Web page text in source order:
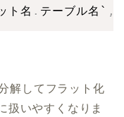
ト名 . テーブル名` ,
解してフラット化
扱いやすくなりま